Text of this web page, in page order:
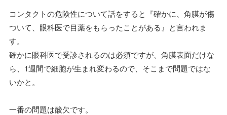
コンタクトの危険性について話をすると『確かに、角膜が傷
ついて、眼科医で目薬をもらったことがある』と言われま
す。
確かに眼科医で受診されるのは必須ですが、角膜表面だけな
ら、1週間で細胞が生まれ変わるので、そこまで問題ではな
いかと。
一番の問題は酸欠です。